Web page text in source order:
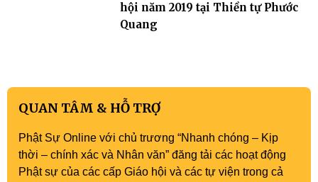
hội năm 2019 tại Thiền tự Phước
Quang
QUAN TÂM & HỖ TRỢ
Phật Sự Online với chủ trương “Nhanh chóng – Kịp
thời – chính xác và Nhân văn” đăng tải các hoạt động
Phật sự của các cấp Giáo hội và các tự viện trong cả